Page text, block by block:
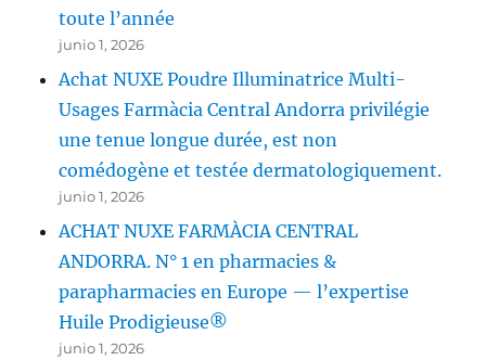
toute l’année
junio 1, 2026
Achat NUXE Poudre Illuminatrice Multi-
Usages Farmàcia Central Andorra privilégie
une tenue longue durée, est non
comédogène et testée dermatologiquement.
junio 1, 2026
ACHAT NUXE FARMÀCIA CENTRAL
ANDORRA. N° 1 en pharmacies &
parapharmacies en Europe — l’expertise
Huile Prodigieuse®
junio 1, 2026